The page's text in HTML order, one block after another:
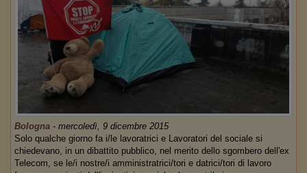
Bologna - mercoledì, 9 dicembre 2015
Solo qualche giorno fa i/le lavoratrici e Lavoratori del sociale si
chiedevano, in un dibattito pubblico, nel merito dello sgombero dell'ex
Telecom, se le/i nostre/i amministratrici/tori e datrici/tori di lavoro